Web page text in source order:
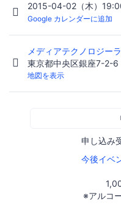
2015-04-02（木）
Google カレンダーに追加
メディアテクノロジー
東京都中央区銀座7-2-
地図を表示
申し込み
今後イベ
※アルコ